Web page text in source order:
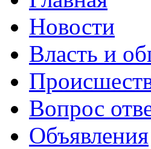
Новости
Власть и
Вопрос
Объявления